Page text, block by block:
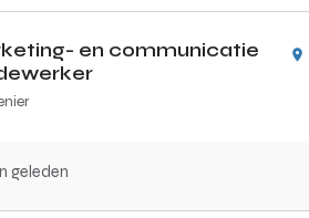
en communicatie
geleden